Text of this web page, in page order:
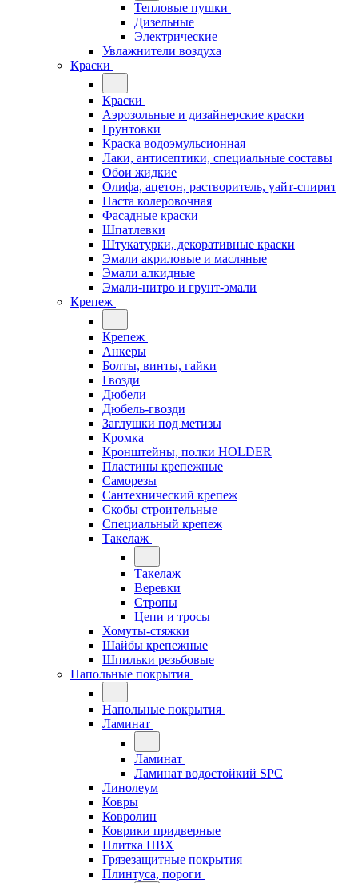
Тепловые пушки
Дизельные
Электрические
Увлажнители воздуха
Краски
Краски
Аэрозольные и дизайнерские краски
Грунтовки
Краска водоэмульсионная
Лаки, антисептики, специальные составы
Обои жидкие
Олифа, ацетон, растворитель, уайт-спирит
Паста колеровочная
Фасадные краски
Шпатлевки
Штукатурки, декоративные краски
Эмали акриловые и масляные
Эмали алкидные
Эмали-нитро и грунт-эмали
Крепеж
Крепеж
Анкеры
Болты, винты, гайки
Гвозди
Дюбели
Дюбель-гвозди
Заглушки под метизы
Кромка
Кронштейны, полки НОLDER
Пластины крепежные
Саморезы
Сантехнический крепеж
Скобы строительные
Специальный крепеж
Такелаж
Такелаж
Веревки
Стропы
Цепи и тросы
Хомуты-стяжки
Шайбы крепежные
Шпильки резьбовые
Напольные покрытия
Напольные покрытия
Ламинат
Ламинат
Ламинат водостойкий SPC
Линолеум
Ковры
Ковролин
Коврики придверные
Плитка ПВХ
Грязезащитные покрытия
Плинтуса, пороги